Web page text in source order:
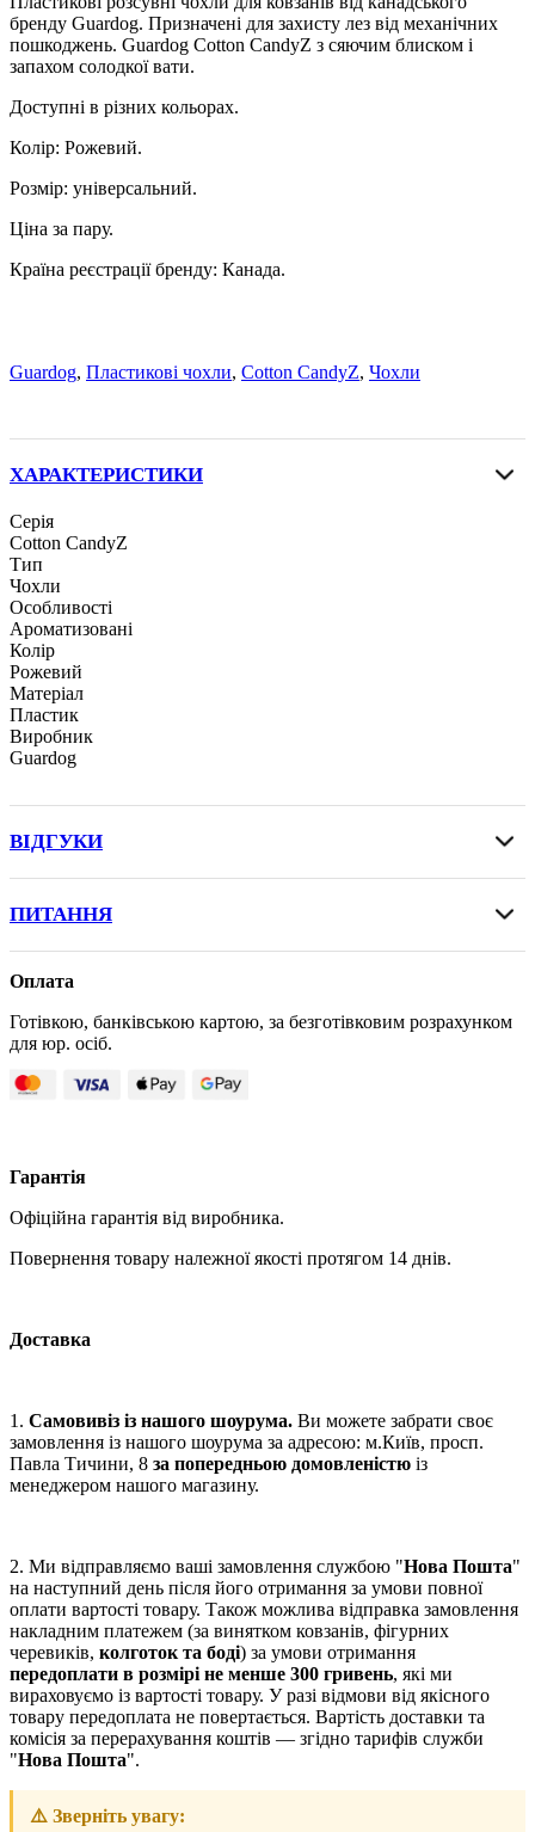
бренду Guardog. Призначені для захисту лез від механічних
пошкоджень. Guardog Cotton CandyZ з сяючим блиском і
запахом солодкої вати.
Доступні в різних кольорах.
Колір: Рожевий.
Розмір: універсальний.
Ціна за пару.
Країна реєстрації бренду: Канада.
Guardog, Пластикові чохли, Cotton CandyZ, Чохли
ХАРАКТЕРИСТИКИ
Серія
Cotton CandyZ
Тип
Чохли
Особливості
Ароматизовані
Колір
Рожевий
Матеріал
Пластик
Виробник
Guardog
ВІДГУКИ
ПИТАННЯ
Оплата
Готівкою, банківською картою, за безготівковим розрахунком
для юр. осіб.
Гарантія
Офіційна гарантія від виробника.
Повернення товару належної якості протягом 14 днів.
Доставка
1. Самовивіз із нашого шоурума. Ви можете забрати своє
замовлення із нашого шоурума за адресою: м.Київ, просп.
Павла Тичини, 8 за попередньою домовленістю із
менеджером нашого магазину.
2. Ми відправляємо ваші замовлення службою "Нова Пошта"
на наступний день після його отримання за умови повної
оплати вартості товару. Також можлива відправка замовлення
накладним платежем (за винятком ковзанів, фігурних
черевиків, колготок та боді) за умови отримання
передоплати в розмірі не менше 300 гривень, які ми
вираховуємо із вартості товару. У разі відмови від якісного
товару передоплата не повертається. Вартість доставки та
комісія за перерахування коштів — згідно тарифів служби
"Нова Пошта".
⚠️ Зверніть увагу: